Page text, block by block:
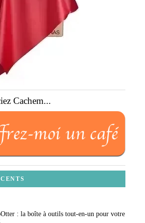
Cachem...
: la boîte à outils tout-en-un pour votre